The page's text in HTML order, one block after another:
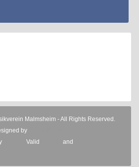
Malmsheim - All Rights Reserved.
by
Joomla! Valid and